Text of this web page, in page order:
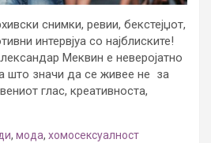
снимки, ревии, бекстејџот,
интервјуа со најблиските!
Меквин е неверојатно
што значи да се живее не за
глас, креативноста,
, мода, хомосексуалност